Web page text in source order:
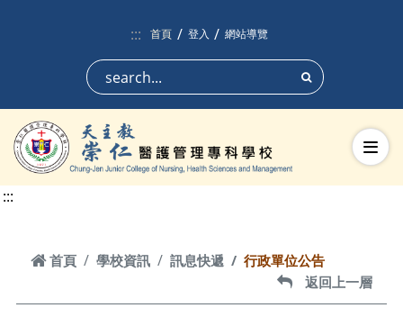
:::
首頁 登入 網站導覽
搜尋
切換
:::
首頁
首頁 學校資訊 訊息快遞 行政單位公告
返回上一層
返回上一層